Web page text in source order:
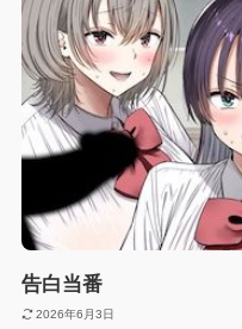
告白当番
2026年6月3日